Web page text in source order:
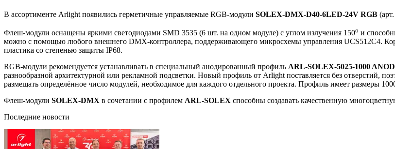
В ассортименте Arlight появились герметичные управляемые RGB-модули SOLEX-DMX-D40-6LED-24V RGB
Флеш-модули оснащены яркими светодиодами SMD 3535 (6 шт. на одном модуле) с углом излучения 150o и
можно с помощью любого внешнего DMX-контроллера, поддерживающего микросхемы управления UCS512C4.
пластика со степенью защиты IP68.
RGB-модули рекомендуется устанавливать в специальный анодированный профиль ARL-SOLEX-5025-1000 ANOD
разнообразной архитектурной или рекламной подсветки. Новый профиль от Arlight поставляется без отверстий,
размещать определённое число модулей, необходимое для каждого отдельного проекта. Профиль имеет размеры
Флеш-модули SOLEX-DMX в сочетании с профилем ARL-SOLEX способны создавать качественную
Последние новости